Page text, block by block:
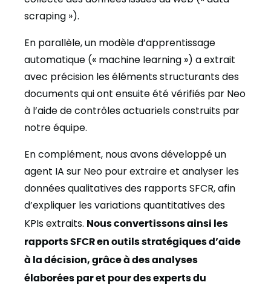
scraping »).
En parallèle, un modèle d’apprentissage
automatique (« machine learning ») a extrait
avec précision les éléments structurants des
documents qui ont ensuite été vérifiés par Neo
à l’aide de contrôles actuariels construits par
notre équipe.
En complément, nous avons développé un
agent IA sur Neo pour extraire et analyser les
données qualitatives des rapports SFCR, afin
d’expliquer les variations quantitatives des
KPIs extraits. Nous convertissons ainsi les
rapports SFCR en outils stratégiques d’aide
à la décision, grâce à des analyses
élaborées par et pour des experts du